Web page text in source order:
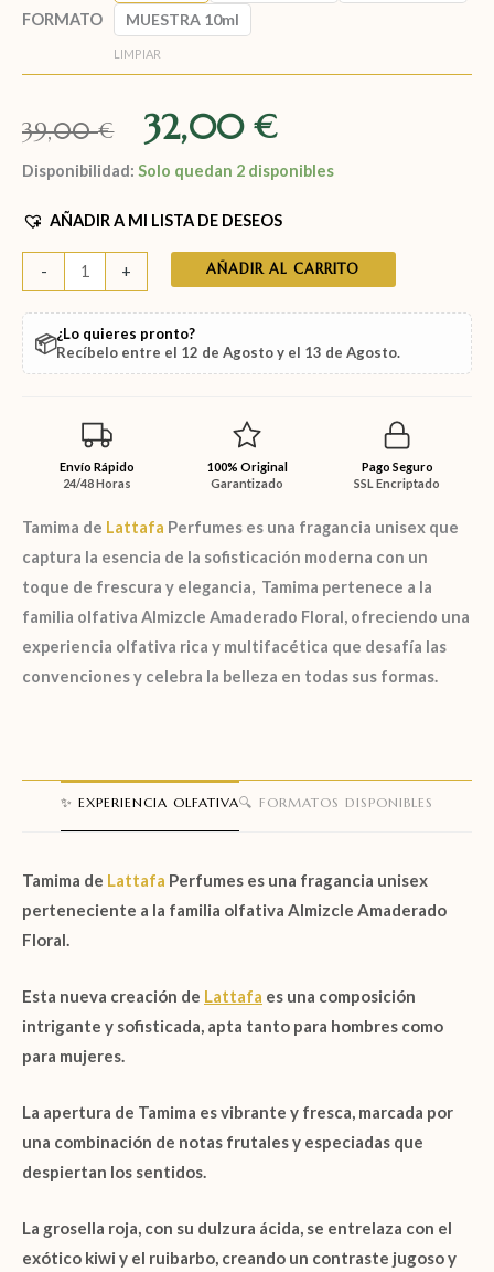
FORMATO
MUESTRA 10ml
LIMPIAR
39,00€ 32,00€
Disponibilidad: Solo quedan 2 disponibles
AÑADIR A MI LISTA DE DESEOS
- + AÑADIR AL CARRITO
📦¿Lo quieres pronto?
Recíbelo entre el 12 de Agostoy el 13 de Agosto.
Envío Rápido
24/48 Horas
100% Original
Garantizado
Pago Seguro
SSL Encriptado
Tamima de Lattafa Perfumes es una fragancia unisex que
captura la esencia de la sofisticación moderna con un
toque de frescura y elegancia, Tamima pertenece a la
familia olfativa Almizcle Amaderado Floral, ofreciendo una
experiencia olfativa rica y multifacética que desafía las
convenciones y celebra la belleza en todas sus formas.
✨ EXPERIENCIA OLFATIVA🔍 FORMATOS DISPONIBLES
Tamima de Lattafa Perfumes es una fragancia unisex
perteneciente a la familia olfativa Almizcle Amaderado
Floral.
Esta nueva creación de Lattafa es una composición
intrigante y sofisticada, apta tanto para hombres como
para mujeres.
La apertura de Tamima es vibrante y fresca, marcada por
una combinación de notas frutales y especiadas que
despiertan los sentidos.
La grosella roja, con su dulzura ácida, se entrelaza con el
exótico kiwi y el ruibarbo, creando un contraste jugoso y